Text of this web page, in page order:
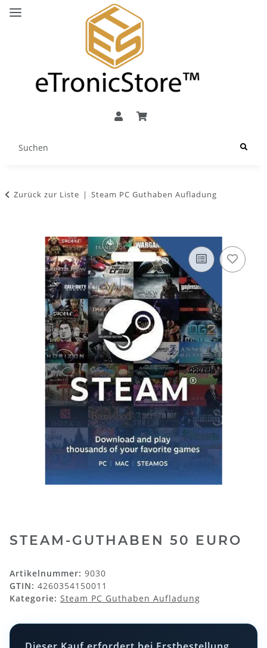
Zurück zur Liste Steam PC Guthaben Aufladung
STEAM-GUTHABEN 50 EURO
Artikelnummer: 9030
GTIN: 4260354150011
Kategorie: Steam PC Guthaben Aufladung